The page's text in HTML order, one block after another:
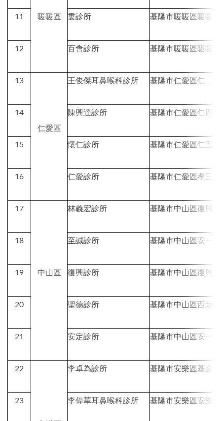
暖暖區
11 婁診所 基隆市暖暖區暖暖街
12 百會診所 基隆市暖暖區暖暖街
13
仁愛區
王俊傑耳鼻喉科診所 基隆市仁愛區仁二路
14 陳興達診所 基隆市仁愛區仁四路
15 懷仁診所 基隆市仁愛區仁五路
16 仁愛診所 基隆市仁愛區孝三路
17
中山區
林義宏診所 基隆市中山區復興路
18 至誠診所 基隆市中山區安一路
19 復興診所 基隆市中山區復興路
20 聖德診所 基隆市中山區西定路
21 安定診所 基隆市中山區安一路
22 李卓為診所 基隆市安樂區基金
23 李偉華耳鼻喉科診所 基隆市安樂區安樂